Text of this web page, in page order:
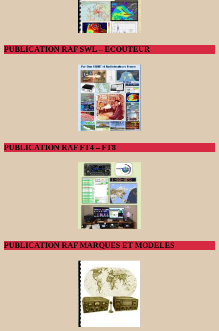
PUBLICATION RAF SWL – ECOUTEUR
PUBLICATION RAF FT4 – FT8
PUBLICATION RAF MARQUES ET MODELES